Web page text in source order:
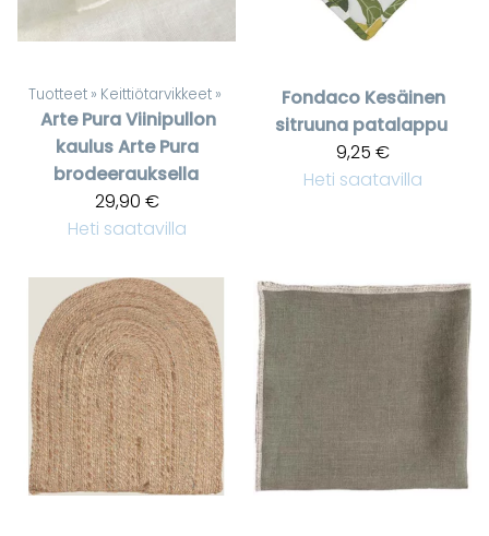
Tuotteet ‪» Keittiötarvikkeet ‪»
Arte PuraViinipullon
kaulus Arte Pura
brodeerauksella
29,90 €
Heti saatavilla
Fondaco Kesäinen
sitruuna patalappu
9,25 €
Heti saatavilla